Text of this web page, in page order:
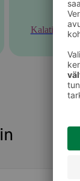
Kalatiski